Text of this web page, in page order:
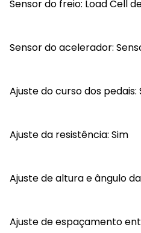
Sensor do freio: Load Cell
Sensor do acelerador:
Ajuste do curso dos pedais:
Ajuste da resistência: Sim
Ajuste de altura e ângulo
Ajuste de espaçamento